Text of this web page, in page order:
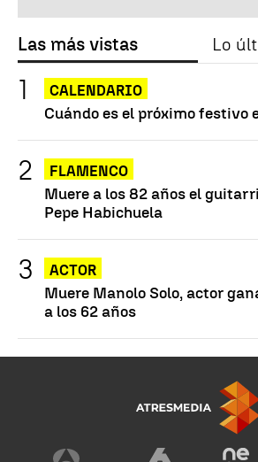
Las más vistas Lo
CALENDARIO
Cuándo es el próximo festivo
FLAMENCO
Muere a los 82 años el
Pepe Habichuela
ACTOR
Muere Manolo Solo, actor
a los 62 años